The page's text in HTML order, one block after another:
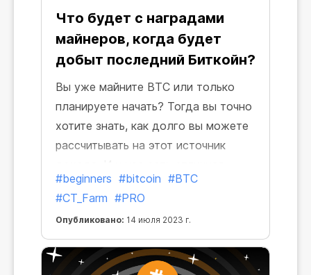
Что будет с наградами
майнеров, когда будет
добыт последний Биткойн?
Вы уже майните BTC или только
планируете начать? Тогда вы точно
хотите знать, как долго вы можете
рассчитывать на этот источник
новость — вознаграждения
останутся надолго! Фактически они
будут всегда, и даже после того,
как будет добыт последний BTC.
#beginners #bitcoin #BTC
#CT_Farm #PRO
Опубликовано: 14 июля 2023 г.